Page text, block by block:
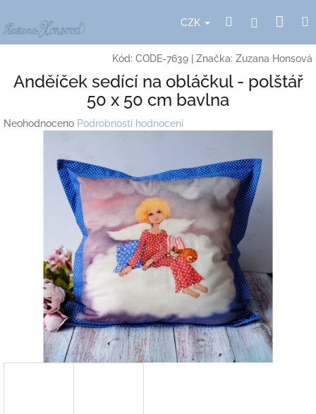
na
obsah
CZK HledatPřihlášení
Kód: CODE-7639 Značka: Zuzana Honsová
Anděíček sedící na obláčkul - polštář
50 x 50 cm bavlna
Průměrné
Neohodnoceno Podrobnosti hodnocení